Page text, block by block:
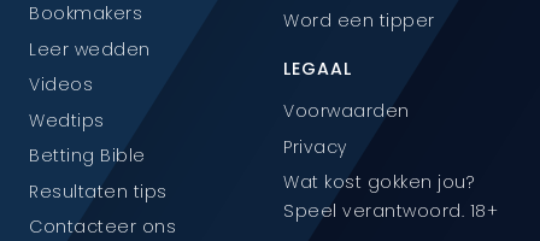
Bookmakers
Leer wedden
Videos
Wedtips
Betting Bible
Resultaten tips
Contacteer ons
Word een tipper
LEGAAL
Voorwaarden
Privacy
Wat kost gokken jou?
Speel verantwoord. 18+